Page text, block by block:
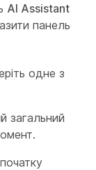
AI Assistant
панель
одне з
загальний